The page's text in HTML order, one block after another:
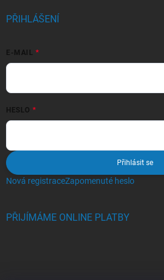
PŘIHLÁŠENÍ
E-MAIL
HESLO
Přihlásit se
Nová registraceZapomenuté heslo
PŘIJÍMÁME ONLINE PLATBY